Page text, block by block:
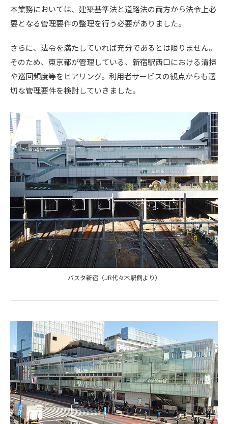
本業務においては、建築基準法と道路法の両方から法令上必
要となる管理要件の整理を行う必要がありました。
さらに、法令を満たしていれば充分であるとは限りません。
そのため、東京都が管理している、新宿駅西口における清掃
や巡回頻度等をヒアリング。利用者サービスの観点からも適
切な管理要件を検討していきました。
バスタ新宿（JR代々木駅側より）